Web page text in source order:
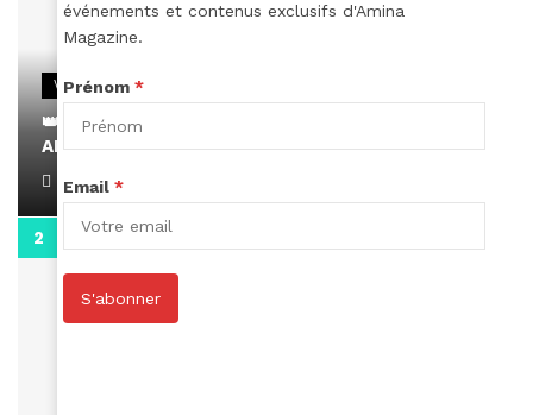
VIDEOS
👑 Remerciements à Ayden pour son message sur
AMINA, le Magazine de la Femme
April 1, 2022
événements et contenus exclusifs d'Amina
Magazine.
Prénom *
Email *
S'abonner